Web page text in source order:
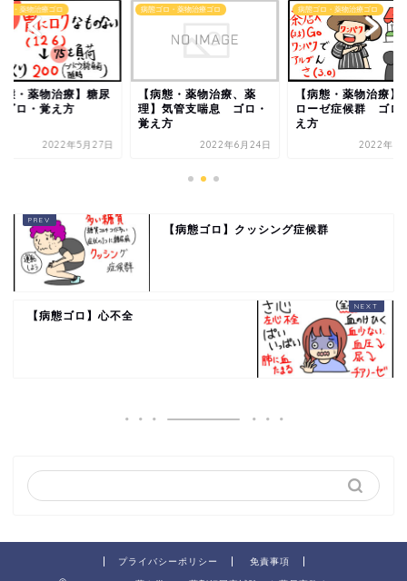
ロ・薬物治療ゴロ
態・薬物治療】糖尿
ロ・覚え方
2022年5月27日
病態ゴロ・薬物治療ゴロ
【病態・薬物治療、薬
理】気管支喘息 ゴロ・
覚え方
2022年6月24日
病態ゴロ・薬物治療ゴロ
【病態・薬物治療】
ローゼ症候群 ゴロ
え方
2022年5
【病態ゴロ】クッシング症候群
【病態ゴロ】心不全
プライバシーポリシー 免責事項